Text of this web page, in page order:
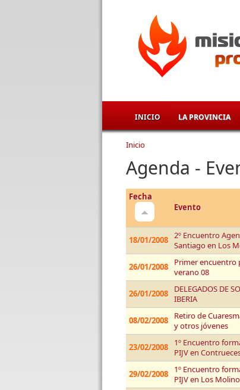
INICIO LA PROVINCIA
Se encuentra usted
Inicio
Agenda -
Fecha
Evento
18/01/2008 2º Encuentro
Santiago en Los
26/01/2008
Primer encuentro
verano 08
26/01/2008
DELEGADOS DE
IBERIA
08/02/2008
Retiro de
y otros jóvenes
23/02/2008
1º Encuentro
PIJV en
29/02/2008
1º Encuentro
PIJV en Los